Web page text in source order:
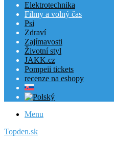
Elektrotechnika
Filmy a volný čas
Psi
Zdraví
Zajímavosti
Životní styl
JAKK.cz
Pompeii tickets
recenze na eshopy
Menu
Topden.sk